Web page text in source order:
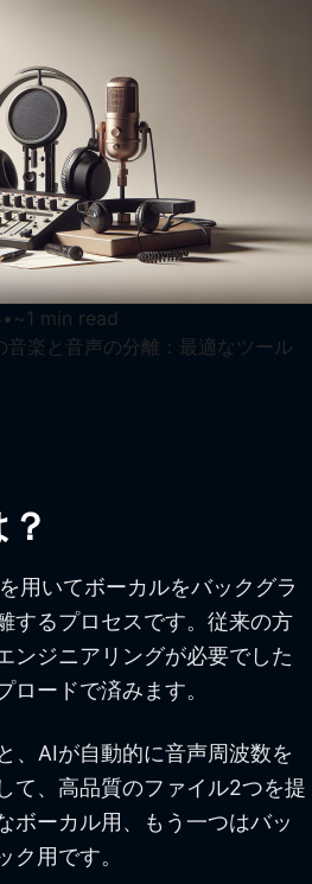
• ~1 min read
音楽と音声の分離：最適なツール
用いてボーカルをバックグラ
するプロセスです。従来の方
ンジニアリングが必要でした
ロードで済みます。
、AIが自動的に音声周波数を
て、高品質のファイル2つを提
ボーカル用、もう一つはバッ
ク用です。